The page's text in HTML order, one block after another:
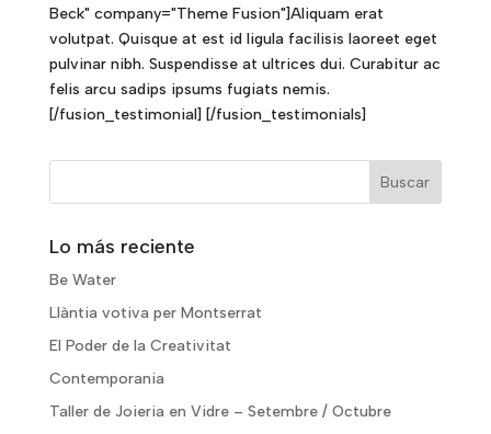
Beck" company="Theme Fusion"]Aliquam erat
volutpat. Quisque at est id ligula facilisis laoreet eget
pulvinar nibh. Suspendisse at ultrices dui. Curabitur ac
felis arcu sadips ipsums fugiats nemis.
[/fusion_testimonial] [/fusion_testimonials]
Lo más reciente
Be Water
Llàntia votiva per Montserrat
El Poder de la Creativitat
Contemporania
Taller de Joieria en Vidre – Setembre / Octubre